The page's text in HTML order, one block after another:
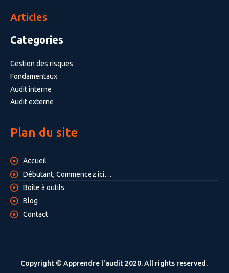
Articles
Categories
Gestion des risques
Fondamentaux
Audit interne
Audit externe
Plan du site
Accueil
Débutant, Commencez ici…
Boîte à outils
Blog
Contact
Copyright © Apprendre l'audit 2020. All rights reserved.